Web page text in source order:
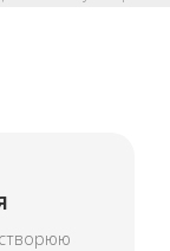
створюю